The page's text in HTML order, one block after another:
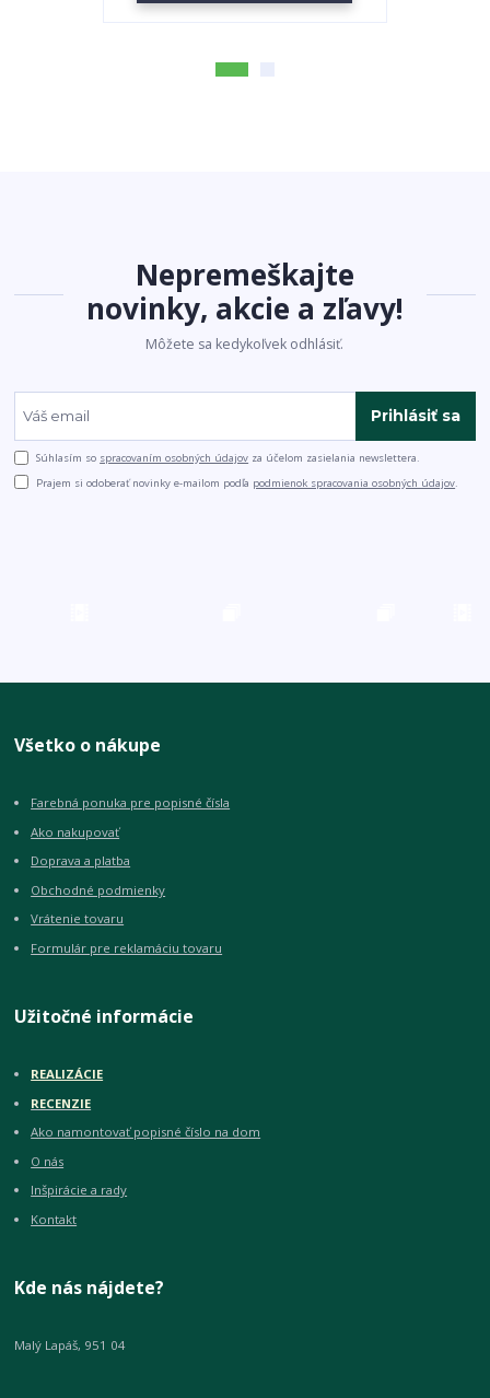
Nepremeškajte
novinky, akcie a zľavy!
Môžete sa kedykoľvek odhlásiť.
Prihlásiť sa
Súhlasím so spracovaním osobných údajov za účelom zasielania newslettera.
Prajem si odoberať novinky e-mailom podľa podmienok spracovania osobných údajov.
Všetko o nákupe
Farebná ponuka pre popisné čísla
Ako nakupovať
Doprava a platba
Obchodné podmienky
Vrátenie tovaru
Formulár pre reklamáciu tovaru
Užitočné informácie
REALIZÁCIE
RECENZIE
Ako namontovať popisné číslo na dom
O nás
Inšpirácie a rady
Kontakt
Kde nás nájdete?
Malý Lapáš, 951 04